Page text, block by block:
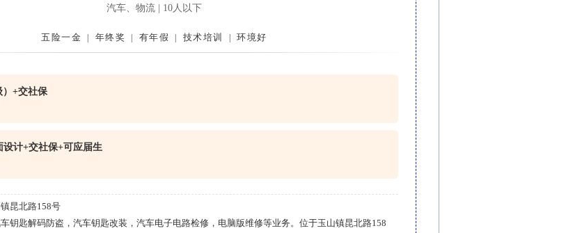
汽车、物流 | 10人以下
五险一金 | 年终奖 | 有年假 | 技术培训 | 环境好
）+交社保
计+交社保+可应届生
昆北路158号
钥匙解码防盗，汽车钥匙改装，汽车电子电路检修，电脑版维修等业务。位于玉山镇昆北路158